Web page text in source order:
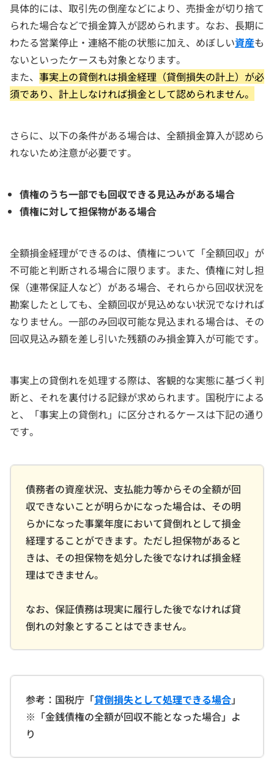
具体的には、取引先の倒産などにより、売掛金が切り捨て
られた場合などで損金算入が認められます。なお、長期に
わたる営業停止・連絡不能の状態に加え、めぼしい資産も
ないといったケースも対象となります。
また、 事実上の貸倒れは損金経理（貸倒損失の計上）が必
須であり、計上しなければ損金として認められません。
さらに、以下の条件がある場合は、全額損金算入が認めら
れないため注意が必要です。
債権のうち一部でも回収できる見込みがある場合
債権に対して担保物がある場合
全額損金経理ができるのは、債権について「全額回収」が
不可能と判断される場合に限ります。また、債権に対し担
保（連帯保証人など）がある場合、それらから回収状況を
勘案したとしても、全額回収が見込めない状況でなければ
なりません。一部のみ回収可能な見込まれる場合は、その
回収見込み額を差し引いた残額のみ損金算入が可能です。
事実上の貸倒れを処理する際は、客観的な実態に基づく判
断と、それを裏付ける記録が求められます。国税庁による
と、「事実上の貸倒れ」に区分されるケースは下記の通り
です。
債務者の資産状況、支払能力等からその全額が回
収できないことが明らかになった場合は、その明
らかになった事業年度において貸倒れとして損金
経理することができます。ただし担保物があると
きは、その担保物を処分した後でなければ損金経
理はできません。
なお、保証債務は現実に履行した後でなければ貸
倒れの対象とすることはできません。
参考：国税庁「貸倒損失として処理できる場合」
※「金銭債権の全額が回収不能となった場合」よ
り